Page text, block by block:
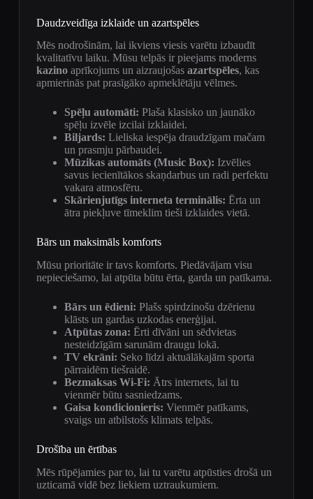
Daudzveidīga izklaide un azartspēles
Mēs nodrošinām, lai ikviens viesis varētu izbaudīt
kvalitatīvu laiku. Mūsu telpās ir pieejams moderns
kazinoaprīkojums un aizraujošas azartspēles, kas
apmierinās pat prasīgāko apmeklētāju vēlmes.
Spēļu automāti: Plaša klasisko un jaunāko
spēļu izvēle izcilai izklaidei.
Biljards: Lieliska iespēja draudzīgam mačam
un prasmju pārbaudei.
Mūzikas automāts (Music Box): Izvēlies
savus iecienītākos skaņdarbus un radi perfektu
vakara atmosfēru.
Skārienjutīgs interneta terminālis: Ērta un
ātra piekļuve tīmeklim tieši izklaides vietā.
Bārs un maksimāls komforts
Mūsu prioritāte ir tavs komforts. Piedāvājam visu
nepieciešamo, lai atpūta būtu ērta, garda un patīkama.
Bārs un ēdieni: Plašs spirdzinošu dzērienu
klāsts un gardas uzkodas enerģijai.
Atpūtas zona: Ērti dīvāni un sēdvietas
nesteidzīgām sarunām draugu lokā.
TV ekrāni: Seko līdzi aktuālākajām sporta
pārraidēm tiešraidē.
Bezmaksas Wi-Fi: Ātrs internets, lai tu
vienmēr būtu sasniedzams.
Gaisa kondicionieris: Vienmēr patīkams,
svaigs un atbilstošs klimats telpās.
Drošība un ērtības
Mēs rūpējamies par to, lai tu varētu atpūsties drošā un
uzticamā vidē bez liekiem uztraukumiem.